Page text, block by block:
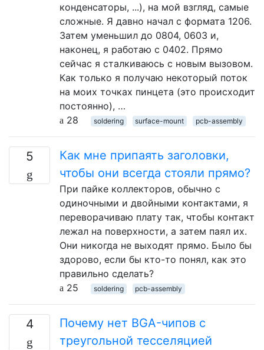
конденсаторы, ...), на мой взгляд, самые
сложные. Я давно начал с формата 1206.
Затем уменьшил до 0804, 0603 и,
наконец, я работаю с 0402. Прямо
сейчас я сталкиваюсь с новым вызовом.
Как только я получаю некоторый поток
на моих точках пинцета (это происходит
постоянно), …
28
soldering surface-mount pcb-assembly
5
Как мне припаять заголовки,
чтобы они всегда стояли прямо?
При пайке коллекторов, обычно с
одиночными и двойными контактами, я
переворачиваю плату так, чтобы контакт
лежал на поверхности, а затем паял их.
Они никогда не выходят прямо. Было бы
здорово, если бы кто-то понял, как это
правильно сделать?
25
soldering pcb-assembly
4
Почему нет BGA-чипов с
треугольной тесселяцией